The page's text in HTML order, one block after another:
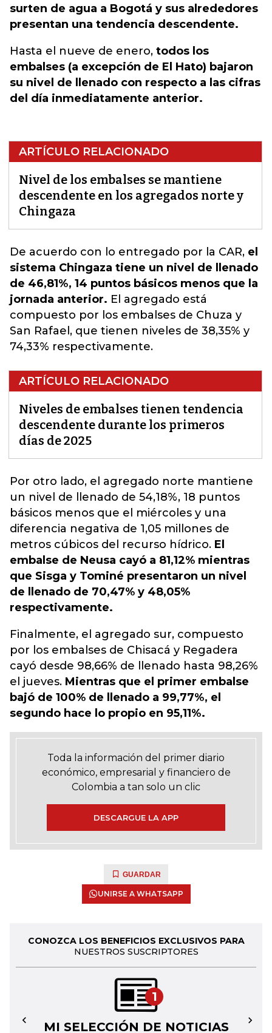
surten de agua a Bogotá y sus alrededores
presentan una tendencia descendente.
Hasta el nueve de enero, todos los
embalses (a excepción de El Hato) bajaron
su nivel de llenado con respecto a las cifras
del día inmediatamente anterior.
ARTÍCULO RELACIONADO
Nivel de los embalses se mantiene
descendente en los agregados norte y
Chingaza
De acuerdo con lo entregado por la CAR, el
sistema Chingaza tiene un nivel de llenado
de 46,81%, 14 puntos básicos menos que la
jornada anterior. El agregado está
compuesto por los embalses de Chuza y
San Rafael, que tienen niveles de 38,35% y
74,33% respectivamente.
ARTÍCULO RELACIONADO
Niveles de embalses tienen tendencia
descendente durante los primeros
días de 2025
Por otro lado, el agregado norte mantiene
un nivel de llenado de 54,18%, 18 puntos
básicos menos que el miércoles y una
diferencia negativa de 1,05 millones de
metros cúbicos del recurso hídrico. El
embalse de Neusa cayó a 81,12% mientras
que Sisga y Tominé presentaron un nivel
de llenado de 70,47% y 48,05%
respectivamente.
Finalmente, el agregado sur, compuesto
por los embalses de Chisacá y Regadera
cayó desde 98,66% de llenado hasta 98,26%
el jueves. Mientras que el primer embalse
bajó de 100% de llenado a 99,77%, el
segundo hace lo propio en 95,11%.
Toda la información del primer diario
económico, empresarial y financiero de
Colombia a tan solo un clic
DESCARGUE LA APP
GUARDAR
UNIRSE A WHATSAPP
CONOZCA LOS BENEFICIOS EXCLUSIVOS PARA
NUESTROS SUSCRIPTORES
1
MI SELECCIÓN DE NOTICIAS
← →